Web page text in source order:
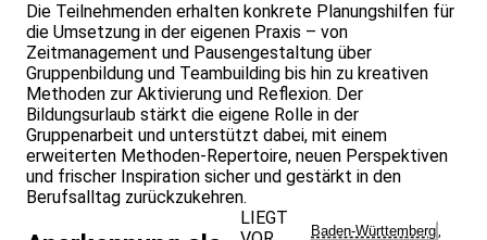
Die Teilnehmenden erhalten konkrete Planungshilfen für
die Umsetzung in der eigenen Praxis – von
Zeitmanagement und Pausengestaltung über
Gruppenbildung und Teambuilding bis hin zu kreativen
Methoden zur Aktivierung und Reflexion. Der
Bildungsurlaub stärkt die eigene Rolle in der
Gruppenarbeit und unterstützt dabei, mit einem
erweiterten Methoden-Repertoire, neuen Perspektiven
und frischer Inspiration sicher und gestärkt in den
Berufsalltag zurückzukehren.
LIEGT
Baden-Württemberg,